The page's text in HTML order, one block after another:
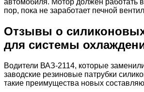
автомобиля. Мотор должен работать
пор, пока не заработает печной
Отзывы о силиконовых
для системы
Водители ВАЗ-2114, которые
заводские резиновые патрубки
такие преимущества новых